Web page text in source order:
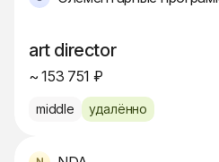
art director
~ 153 751 ₽
middle удалённо